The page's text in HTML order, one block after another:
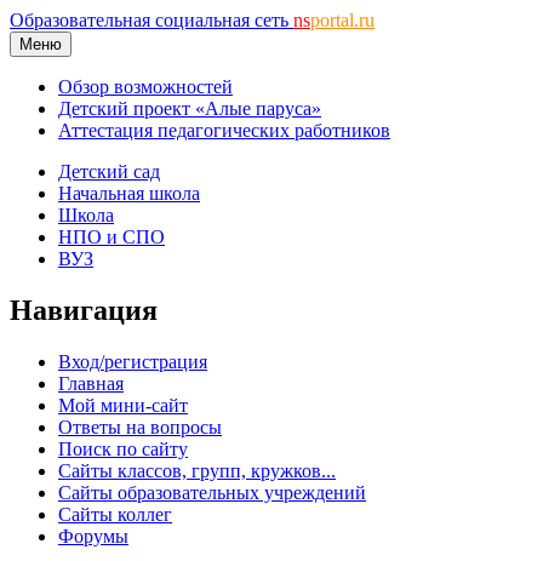
Образовательная социальная сеть nsportal.ru
Меню
Обзор возможностей
Детский проект «Алые паруса»
Аттестация педагогических работников
Детский сад
Начальная школа
Школа
НПО и СПО
ВУЗ
Навигация
Вход/регистрация
Главная
Мой мини-сайт
Ответы на вопросы
Поиск по сайту
Сайты классов, групп, кружков...
Сайты образовательных учреждений
Сайты коллег
Форумы